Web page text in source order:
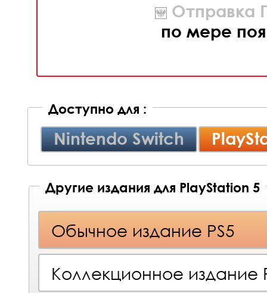
Отправка
по мере
Доступно для :
Nintendo Switch
Другие издания для PlayStation 5
Обычное издание PS5
Коллекционное издание